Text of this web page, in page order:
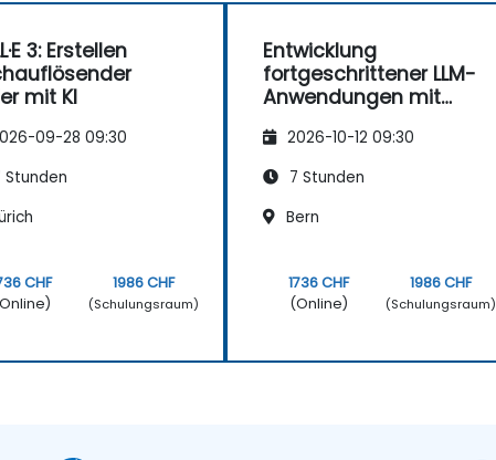
3: Erstellen
mit KI
09-28 09:30
Stunden
CHF
1986 CHF
(Schulungsraum)
Entwicklung
fortgeschrittener LLM-
Anwendungen mit
2026-10-12 09:30
7 Stunden
Bern
1736 CHF
(Online)
1986 CHF
(Schulungsraum)